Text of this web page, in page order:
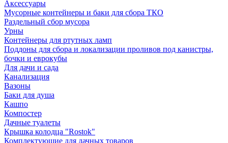
Аксессуары
Мусорные контейнеры и баки для сбора ТКО
Раздельный сбор мусора
Урны
Контейнеры для ртутных ламп
Поддоны для сбора и локализации проливов под канистры,
бочки и еврокубы
Для дачи и сада
Канализация
Вазоны
Баки для душа
Кашпо
Компостер
Дачные туалеты
Крышка колодца "Rostok"
Комплектующие для дачных товаров